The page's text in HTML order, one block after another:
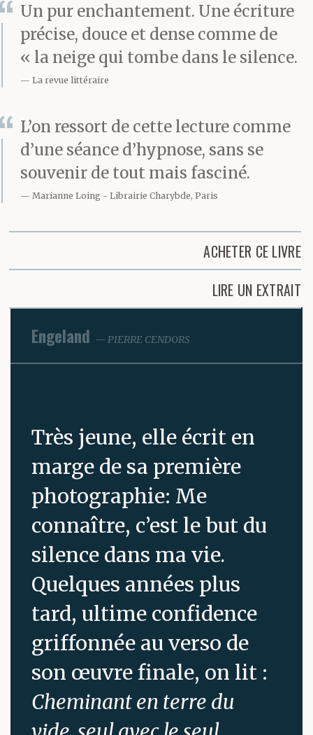
Un pur enchantement. Une écriture
précise, douce et dense comme de
« la neige qui tombe dans le silence.
La revue littéraire
L’on ressort de cette lecture comme
d’une séance d’hypnose, sans se
souvenir de tout mais fasciné.
Marianne Loing Librairie Charybde, Paris
ACHETER CE LIVRE
LIRE UN EXTRAIT
Engeland PIERRE CENDORS
Très jeune, elle écrit en
marge de sa première
photographie: Me
connaître, c’est le but du
silence dans ma vie.
Quelques années plus
tard, ultime confidence
griffonnée au verso de
son œuvre finale, on lit :
Cheminant en terre du